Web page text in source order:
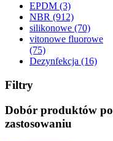
EPDM (3)
NBR (912)
silikonowe (70)
vitonowe fluorowe
(75)
Dezynfekcja (16)
Filtry
Dobór produktów po
zastosowaniu